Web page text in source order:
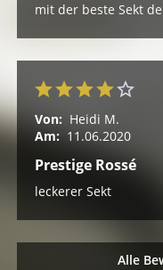
mit der beste Sekt
Von: Heidi M.
Am: 11.06.2020
Prestige Rossé
leckerer Sekt
Alle